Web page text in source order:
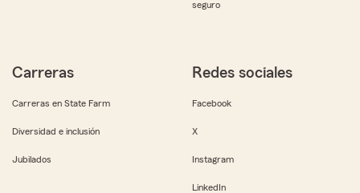
seguro
Carreras
Carreras en State Farm
Diversidad e inclusión
Jubilados
Redes sociales
Facebook
X
Instagram
LinkedIn